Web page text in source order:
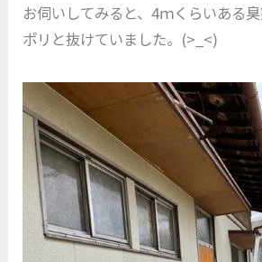
お伺いしてみると、4ｍくらいある
ポリと抜けていました。(>_<)